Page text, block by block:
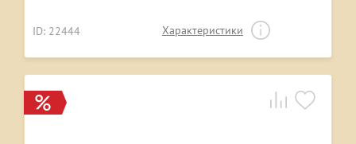
ID: 22444 Характеристики